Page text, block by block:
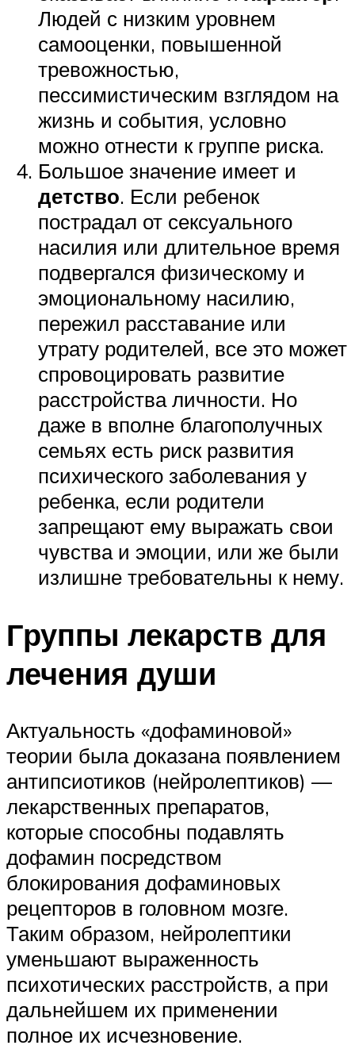
Людей с низким уровнем
самооценки, повышенной
тревожностью,
пессимистическим взглядом на
жизнь и события, условно
можно отнести к группе риска.
Большое значение имеет и
детство. Если ребенок
пострадал от сексуального
насилия или длительное время
подвергался физическому и
эмоциональному насилию,
пережил расставание или
утрату родителей, все это может
спровоцировать развитие
расстройства личности. Но
даже в вполне благополучных
семьях есть риск развития
психического заболевания у
ребенка, если родители
запрещают ему выражать свои
чувства и эмоции, или же были
излишне требовательны к нему.
Группы лекарств для
лечения души
Актуальность «дофаминовой»
теории была доказана появлением
антипсиотиков (нейролептиков) —
лекарственных препаратов,
которые способны подавлять
дофамин посредством
блокирования дофаминовых
рецепторов в головном мозге.
Таким образом, нейролептики
уменьшают выраженность
психотических расстройств, а при
дальнейшем их применении
полное их исчезновение.